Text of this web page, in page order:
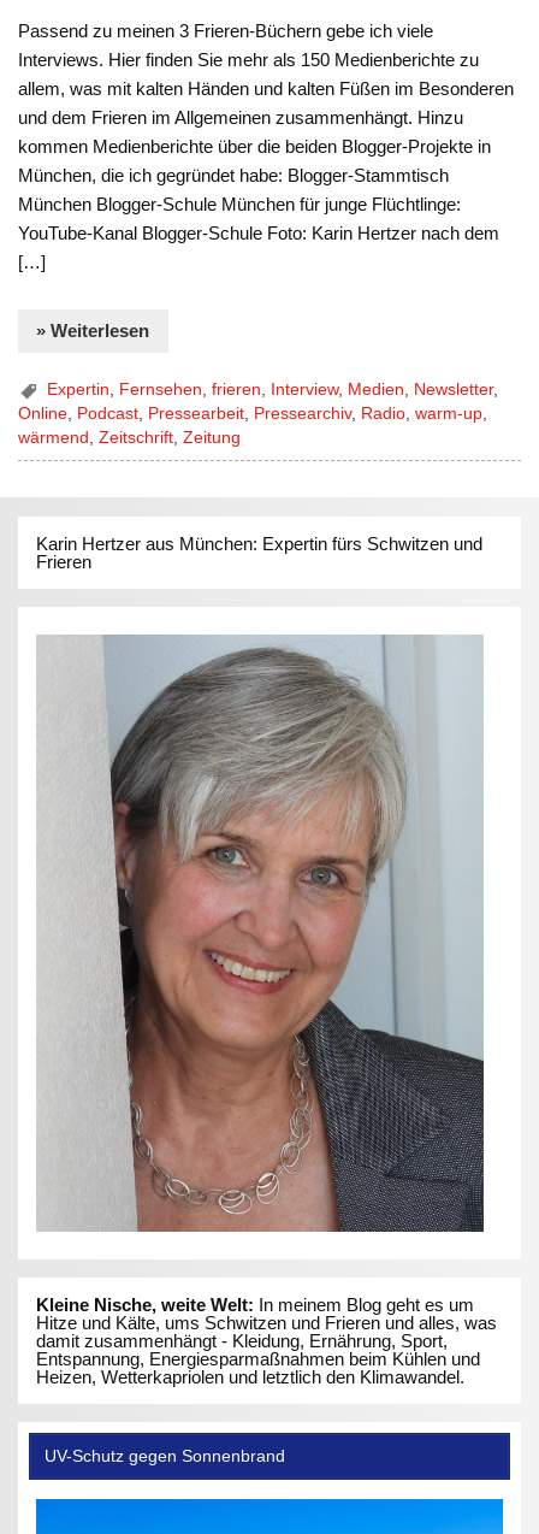
Passend zu meinen 3 Frieren-Büchern gebe ich viele
Interviews. Hier finden Sie mehr als 150 Medienberichte zu
allem, was mit kalten Händen und kalten Füßen im Besonderen
und dem Frieren im Allgemeinen zusammenhängt. Hinzu
kommen Medienberichte über die beiden Blogger-Projekte in
München, die ich gegründet habe: Blogger-Stammtisch
München Blogger-Schule München für junge Flüchtlinge:
YouTube-Kanal Blogger-Schule Foto: Karin Hertzer nach dem
[…]
» Weiterlesen
Expertin, Fernsehen,frieren, Interview, Medien, Newsletter,
Online, Podcast, Pressearbeit, Pressearchiv, Radio,warm-up,
wärmend ,Zeitschrift,Zeitung
Karin Hertzer aus München: Expertin fürs Schwitzen und
Frieren
Kleine Nische, weite Welt: In meinem Blog geht es um
Hitze und Kälte, ums Schwitzen und Frieren und alles, was
damit zusammenhängt - Kleidung, Ernährung, Sport,
Entspannung, Energiesparmaßnahmen beim Kühlen und
Heizen, Wetterkapriolen und letztlich den Klimawandel.
UV-Schutz gegen Sonnenbrand